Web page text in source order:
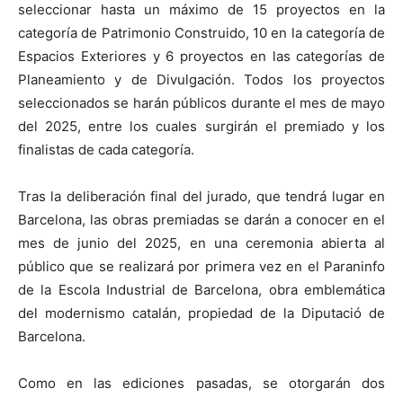
seleccionar hasta un máximo de 15 proyectos en la
categoría de Patrimonio Construido, 10 en la categoría de
Espacios Exteriores y 6 proyectos en las categorías de
Planeamiento y de Divulgación. Todos los proyectos
seleccionados se harán públicos durante el mes de mayo
del 2025, entre los cuales surgirán el premiado y los
finalistas de cada categoría.
Tras la deliberación final del jurado, que tendrá lugar en
Barcelona, las obras premiadas se darán a conocer en el
mes de junio del 2025, en una ceremonia abierta al
público que se realizará por primera vez en el Paraninfo
de la Escola Industrial de Barcelona, obra emblemática
del modernismo catalán, propiedad de la Diputació de
Barcelona.
Como en las ediciones pasadas, se otorgarán dos